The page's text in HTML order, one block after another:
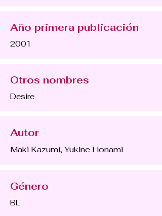
Año primera publicación
2001
Otros nombres
Desire
Autor
Maki Kazumi, Yukine Honami
Género
BL